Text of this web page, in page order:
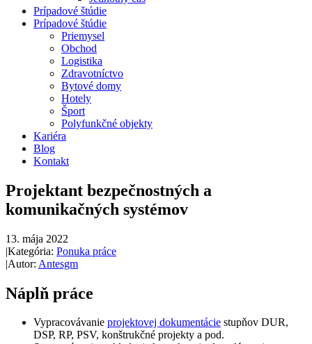
Prípadové štúdie
Prípadové štúdie
Priemysel
Obchod
Logistika
Zdravotníctvo
Bytové domy
Hotely
Šport
Polyfunkčné objekty
Kariéra
Blog
Kontakt
Projektant bezpečnostných a
komunikačných systémov
13. mája 2022
|Kategória: Ponuka práce
|Autor: Antesgm
Náplň práce
Vypracovávanie projektovej dokumentácie stupňov DUR,
DSP, RP, PSV, konštrukčné projekty a pod.